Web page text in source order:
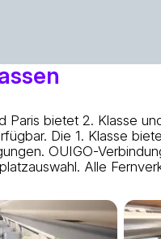
Paris bietet 2. Klasse
Die 1. Klasse
OUIGO-
Alle